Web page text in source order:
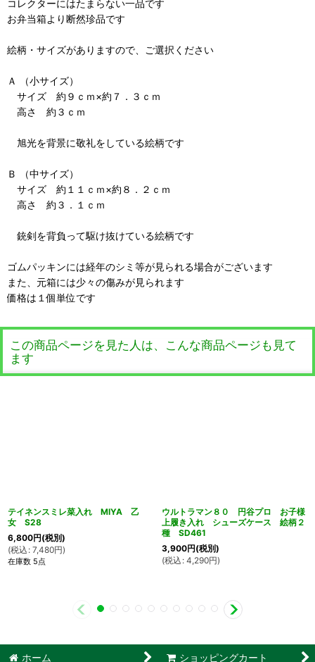
コレクターにはたまらない一品です
お弁当箱より断然珍品です
絵柄・サイズがありますので、ご選択ください
Ａ （小サイズ）
サイズ 約９ｃｍ×約７．３ｃｍ
高さ 約３ｃｍ
旭光を背景に敬礼をしている絵柄です
Ｂ （中サイズ）
サイズ 約１１ｃｍ×約８．２ｃｍ
高さ 約３．１ｃｍ
銃剣を背負って駆け抜けている絵柄です
ゴムパッキンには経年のシミ等が見られる場合がございます
また、元箱には少々の傷みが見られます
価格は１個単位です
この商品ページを見た人は、こんな商品ページも見て
ます
テイネンスミレ菜入れ MIYA 乙
女 S28
6,800円(税別)
(税込 : 7,480円)
在庫数 5点
ウルトラマン８０ 円谷プロ お子様
上履き入れ シューズケース 絵柄２
種 SD461
3,900円(税別)
(税込 : 4,290円)
ホーム ショッピングカート